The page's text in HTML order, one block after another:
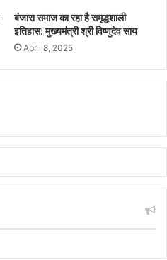
बंजारा समाज का रहा है समृद्धशाली
इतिहास: मुख्यमंत्री श्री विष्णुदेव साय
April 8, 2025